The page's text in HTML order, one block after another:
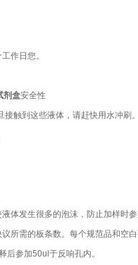
作日您。
剂盒安全性
触到这些液体，请赶快用水冲刷。
体发生很多的泡沫，防止加样时
所需的板条数。每个规范品和空
后参加50ul于反响孔内。